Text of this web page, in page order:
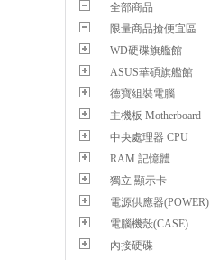
全部商品
限量商品搶便宜區
WD硬碟旗艦館
ASUS華碩旗艦館
德寶組裝電腦
主機板 Motherboard
中央處理器 CPU
RAM 記憶體
獨立 顯示卡
電源供應器(POWER)
電腦機殼(CASE)
內接硬碟